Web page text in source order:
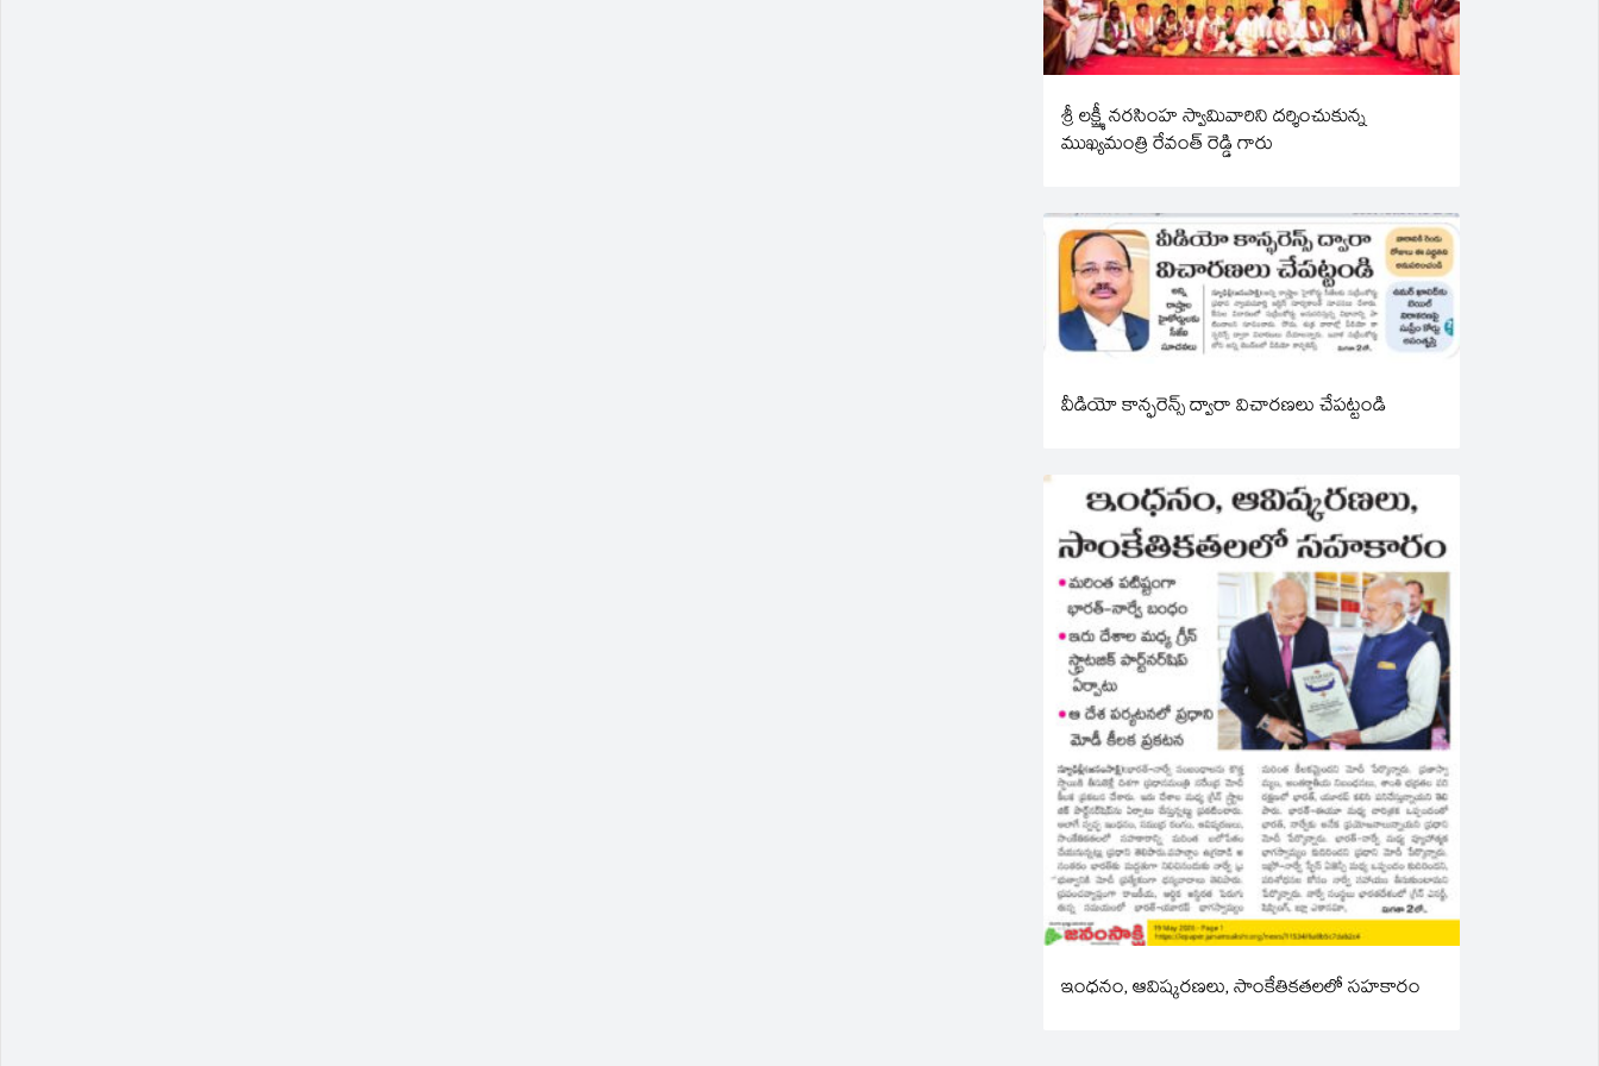
శ్రీ లక్ష్మీ నరసింహ స్వామివారిని దర్శించుకున్న
ముఖ్యమంత్రి రేవంత్ రెడ్డి గారు
వీడియో కాన్ఫరెన్స్ ద్వారా విచారణలు చేపట్టండి
ఇంధనం, ఆవిష్కరణలు, సాంకేతికతలలో సహకారం